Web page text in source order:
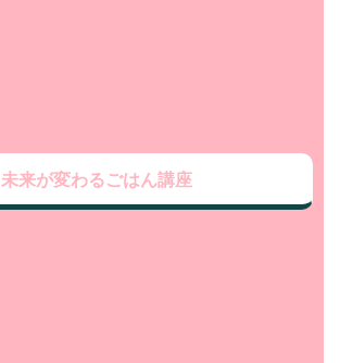
未来が変わるごはん講座